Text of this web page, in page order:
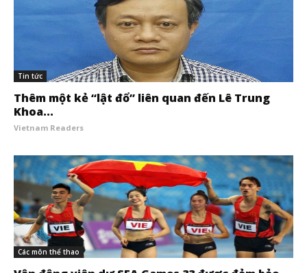
Tin tức
Thêm một kẻ “lật đổ” liên quan đến Lê Trung
Khoa...
Vietnam Readers
Các môn thể thao